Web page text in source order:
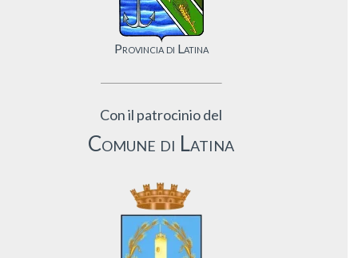
Provincia di Latina
Con il patrocinio del
Comune di Latina